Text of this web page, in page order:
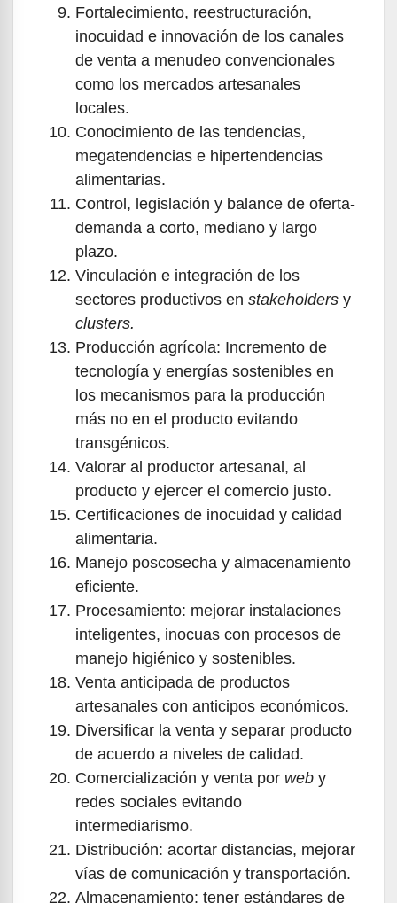
Fortalecimiento, reestructuración,
inocuidad e innovación de los canales
de venta a menudeo convencionales
como los mercados artesanales
locales.
Conocimiento de las tendencias,
megatendencias e hipertendencias
alimentarias.
Control, legislación y balance de oferta-
demanda a corto, mediano y largo
plazo.
Vinculación e integración de los
sectores productivos en stakeholders y
clusters.
Producción agrícola: Incremento de
tecnología y energías sostenibles en
los mecanismos para la producción
más no en el producto evitando
transgénicos.
Valorar al productor artesanal, al
producto y ejercer el comercio justo.
Certificaciones de inocuidad y calidad
alimentaria.
Manejo poscosecha y almacenamiento
eficiente.
Procesamiento: mejorar instalaciones
inteligentes, inocuas con procesos de
manejo higiénico y sostenibles.
Venta anticipada de productos
artesanales con anticipos económicos.
Diversificar la venta y separar producto
de acuerdo a niveles de calidad.
Comercialización y venta por web y
redes sociales evitando
intermediarismo.
Distribución: acortar distancias, mejorar
vías de comunicación y transportación.
Almacenamiento: tener estándares de